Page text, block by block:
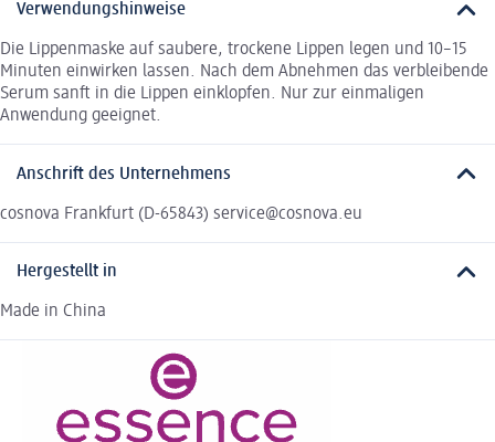
Verwendungshinweise
Die Lippenmaske auf saubere, trockene Lippen legen und 10–15
Minuten einwirken lassen. Nach dem Abnehmen das verbleibende
Serum sanft in die Lippen einklopfen. Nur zur einmaligen
Anwendung geeignet.
Anschrift des Unternehmens
cosnova Frankfurt (D-65843) service@cosnova.eu
Hergestellt in
Made in China